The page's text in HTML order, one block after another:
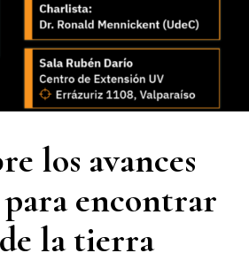
los avances
encontrar
la tierra